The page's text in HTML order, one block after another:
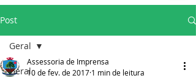
Post
Geral
Geral
Assessoria de Imprensa
10 de fev. de 2017 1 min de leitura